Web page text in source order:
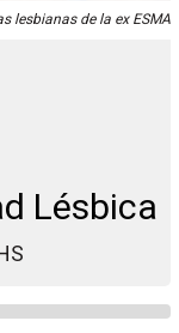
lesbianas de la ex ESMA
Lésbica